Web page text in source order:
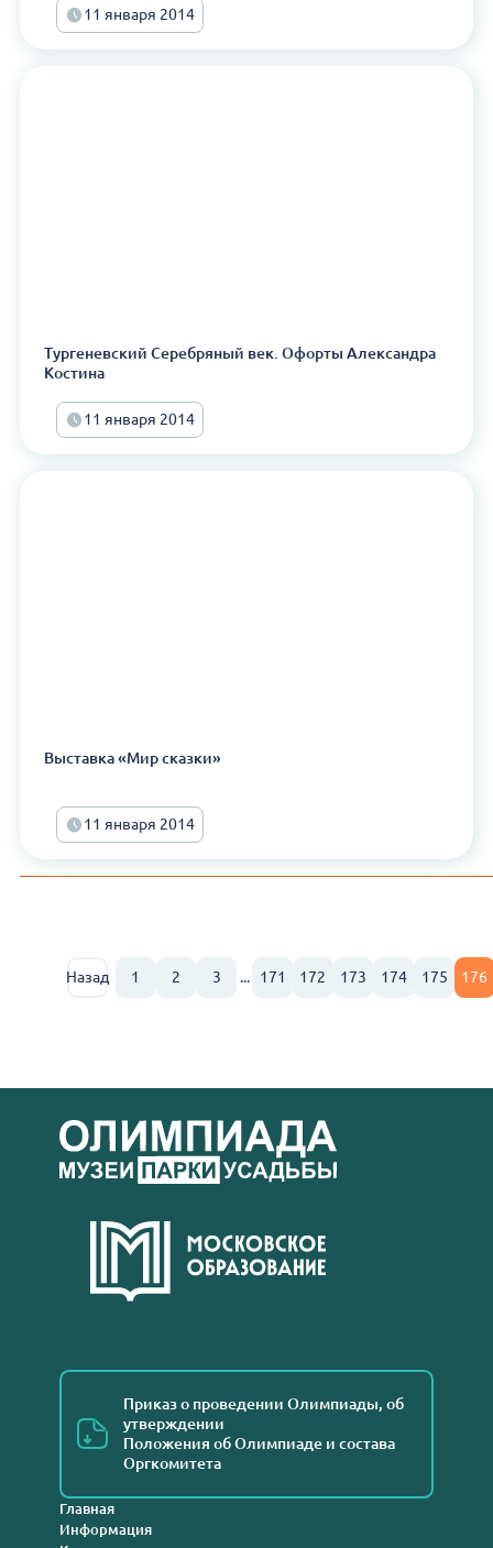
11 января 2014
Тургеневский Серебряный век. Офорты Александра
Костина
11 января 2014
Выставка «Мир сказки»
11 января 2014
Назад 1 2 3 ... 171 172 173 174 175 176
Приказ о проведении Олимпиады, об
утверждении
Положения об Олимпиаде и состава
Оргкомитета
Главная
Информация